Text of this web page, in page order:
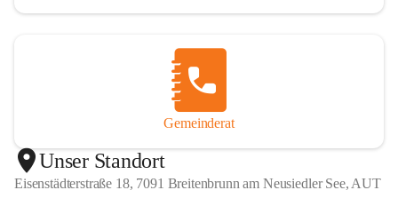
Gemeinderat
Unser Standort
Eisenstädterstraße 18, 7091 Breitenbrunn am Neusiedler See, AUT